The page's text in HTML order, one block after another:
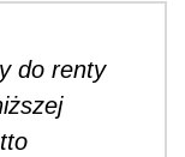
do renty